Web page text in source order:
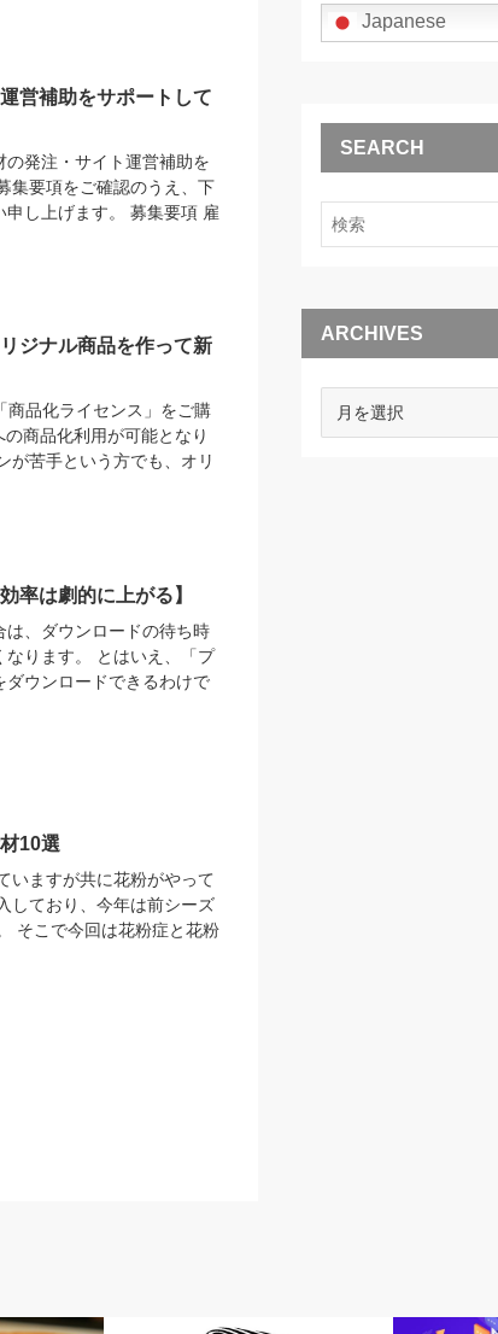
営補助をサポートして
発注・サイト運営補助を
集要項をご確認のうえ、下
し上げます。 募集要項 雇
ジナル商品を作って新
商品化ライセンス」をご購
商品化利用が可能となり
が苦手という方でも、オリ
率は劇的に上がる】
、ダウンロードの待ち時
ります。 とはいえ、「プ
ダウンロードできるわけで
10選
いますが共に花粉がやって
しており、今年は前シーズ
そこで今回は花粉症と花粉
Japanese
SEARCH
ARCHIVES
ARCHIVES